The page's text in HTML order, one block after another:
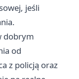
jeśli
dobrym
od
z policją oraz